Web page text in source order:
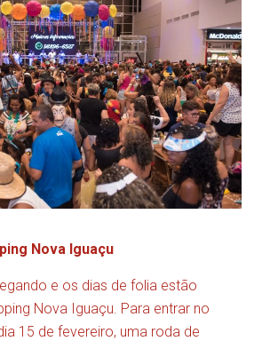
Nova Iguaçu
e os dias de folia estão
Nova Iguaçu. Para entrar no
15 de fevereiro, uma roda de